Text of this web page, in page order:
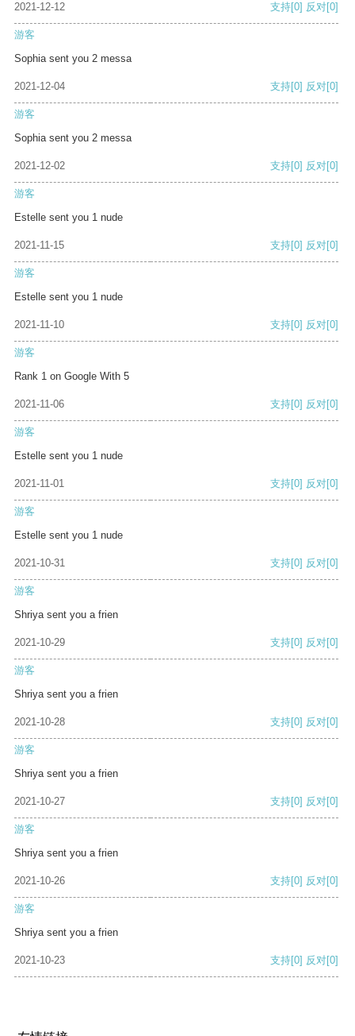
2021-12-12 支持[0] 反对[0]
游客
Sophia sent you 2 messa
2021-12-04 支持[0] 反对[0]
游客
Sophia sent you 2 messa
2021-12-02 支持[0] 反对[0]
游客
Estelle sent you 1 nude
2021-11-15 支持[0] 反对[0]
游客
Estelle sent you 1 nude
2021-11-10 支持[0] 反对[0]
游客
Rank 1 on Google With 5
2021-11-06 支持[0] 反对[0]
游客
Estelle sent you 1 nude
2021-11-01 支持[0] 反对[0]
游客
Estelle sent you 1 nude
2021-10-31 支持[0] 反对[0]
游客
Shriya sent you a frien
2021-10-29 支持[0] 反对[0]
游客
Shriya sent you a frien
2021-10-28 支持[0] 反对[0]
游客
Shriya sent you a frien
2021-10-27 支持[0] 反对[0]
游客
Shriya sent you a frien
2021-10-26 支持[0] 反对[0]
游客
Shriya sent you a frien
2021-10-23 支持[0] 反对[0]